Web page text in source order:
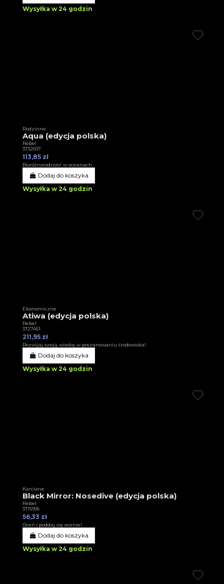
Wysyłka w 24 godzin
Rodzinne
Aqua (edycja polska)
Rebel
3T32697
113,85 zł
Bioróżnorodność w oceanach
Dodaj do koszyka
Wysyłka w 24 godzin
Ekonomiczne
Atiwa (edycja polska)
Rebel
3T27451
211,95 zł
Rozwijaj swoją wioskę w poszanowaniu środowiska!
Dodaj do koszyka
Wysyłka w 24 godzin
Karciane
Black Mirror: Nosedive (edycja polska)
Rebel
3T15996
56,33 zł
Oceń i poddaj się ocenie!
Dodaj do koszyka
Wysyłka w 24 godzin